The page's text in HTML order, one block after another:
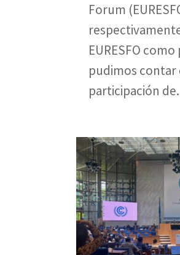
Forum
EURESFO
pudimos contar
participación